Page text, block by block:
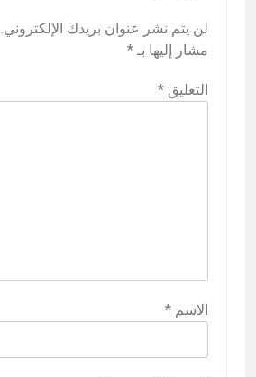
لن يتم نشر عنوان بريدك الإلكتروني.
مشار إليها بـ *
التعليق *
الاسم *